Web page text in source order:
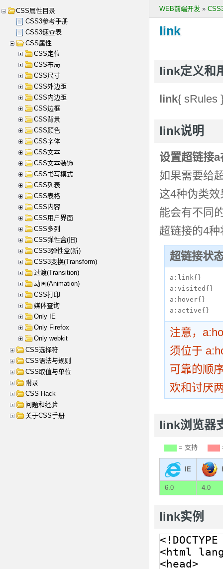
WEB前端开发 »
link
link定义和
link{ sRules
link说明
设置超链接
如果需要给
这4种伪类
能会有不同
超链接的4
超链接状
a:link{}
a:visited{}
a:hover{}
a:active{}
注意，
须位于
可靠的顺
欢和讨厌
link浏览器
= 支持
IE
6.0 4.0
link实例
CSS属性目录
CSS3参考手册
CSS3速查表
CSS属性
CSS定位
CSS布局
CSS尺寸
CSS外边距
CSS内边距
CSS边框
CSS背景
CSS颜色
CSS字体
CSS文本
CSS文本装饰
CSS书写模式
CSS列表
CSS表格
CSS内容
CSS用户界面
CSS多列
CSS弹性盒(旧)
CSS3弹性盒(新)
CSS3变换(Transform)
过渡(Transition)
动画(Animation)
CSS打印
媒体查询
Only IE
Only Firefox
Only webkit
CSS选择符
CSS语法与规则
CSS取值与单位
附录
CSS Hack
问题和经验
关于CSS手册